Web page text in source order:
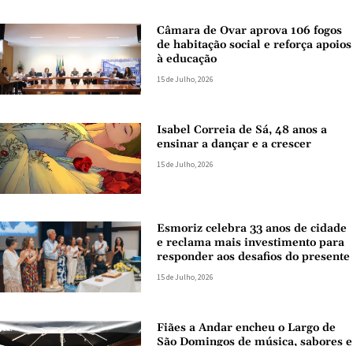
Câmara de Ovar aprova 106 fogos
de habitação social e reforça apoios
à educação
15 de Julho, 2026
Isabel Correia de Sá, 48 anos a
ensinar a dançar e a crescer
15 de Julho, 2026
Esmoriz celebra 33 anos de cidade
e reclama mais investimento para
responder aos desafios do presente
15 de Julho, 2026
Fiães a Andar encheu o Largo de
São Domingos de música, sabores e